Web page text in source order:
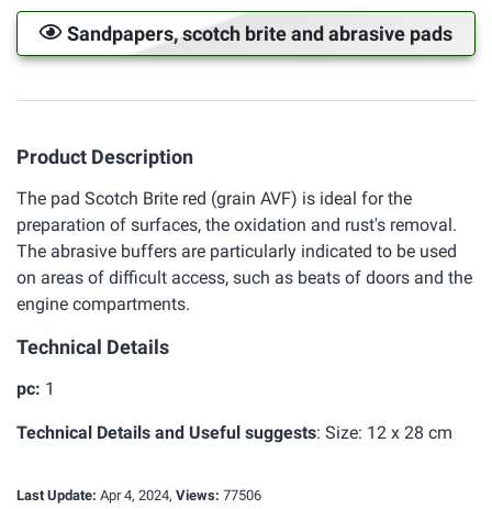
Sandpapers, scotch brite and abrasive pads
Product Description
The pad Scotch Brite red (grain AVF) is ideal for the
preparation of surfaces, the oxidation and rust's removal.
The abrasive buffers are particularly indicated to be used
on areas of difficult access, such as beats of doors and the
engine compartments.
Technical Details
pc: 1
Technical Details and Useful suggests: Size: 12 x 28 cm
Last Update: Apr 4, 2024, Views: 77506